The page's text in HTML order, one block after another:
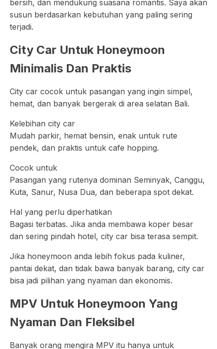
bersih, dan mendukung suasana romantis. Saya akan
susun berdasarkan kebutuhan yang paling sering
terjadi.
City Car Untuk Honeymoon
Minimalis Dan Praktis
City car cocok untuk pasangan yang ingin simpel,
hemat, dan banyak bergerak di area selatan Bali.
Kelebihan city car
Mudah parkir, hemat bensin, enak untuk rute
pendek, dan praktis untuk cafe hopping.
Cocok untuk
Pasangan yang rutenya dominan Seminyak, Canggu,
Kuta, Sanur, Nusa Dua, dan beberapa spot dekat.
Hal yang perlu diperhatikan
Bagasi terbatas. Jika anda membawa koper besar
dan sering pindah hotel, city car bisa terasa sempit.
Jika honeymoon anda lebih fokus pada kuliner,
pantai dekat, dan tidak bawa banyak barang, city car
bisa jadi pilihan yang nyaman dan ekonomis.
MPV Untuk Honeymoon Yang
Nyaman Dan Fleksibel
Banyak orang mengira MPV itu hanya untuk